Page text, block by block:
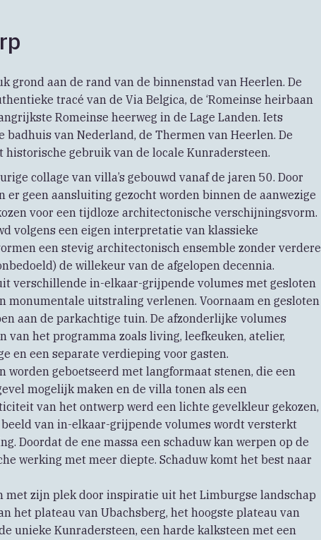
grond aan de rand van de binnenstad van Heerlen. De
tracé van de Via Belgica, de ‘Romeinse heirbaan
Romeinse heerweg in de Lage Landen. Iets
van Nederland, de Thermen van Heerlen. De
gebruik van de locale Kunradersteen.
collage van villa’s gebouwd vanaf de jaren 50. Door
er geen aansluiting gezocht worden binnen de aanwezige
voor een tijdloze architectonische verschijningsvorm.
volgens een eigen interpretatie van klassieke
een stevig architectonisch ensemble zonder verdere
de willekeur van de afgelopen decennia.
verschillende in-elkaar-grijpende volumes met gesloten
monumentale uitstraling verlenen. Voornaam en gesloten
aan de parkachtige tuin. De afzonderlijke volumes
van het programma zoals living, leefkeuken, atelier,
en een separate verdieping voor gasten.
worden geboetseerd met langformaat stenen, die een
mogelijk maken en de villa tonen als een
van het ontwerp werd een lichte gevelkleur gekozen,
van in-elkaar-grijpende volumes wordt versterkt
Doordat de ene massa een schaduw kan werpen op de
werking met meer diepte. Schaduw komt het best naar
zijn plek door inspiratie uit het Limburgse landschap
het plateau van Ubachsberg, het hoogste plateau van
unieke Kunradersteen, een harde kalksteen met een